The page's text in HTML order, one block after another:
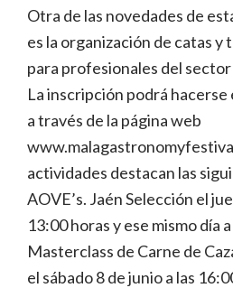
Otra de las novedades de
es la organización de catas y
para profesionales del
La inscripción podrá hacerse
a través de la página web
actividades destacan las
AOVE’s. Jaén Selección el
13:00 horas y ese mismo día
Masterclass de Carne de
el sábado 8 de junio a las